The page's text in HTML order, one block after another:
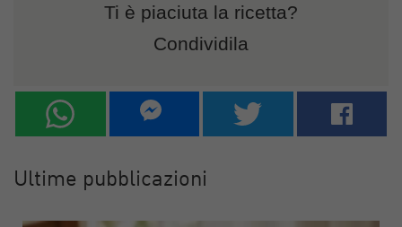
Ti è piaciuta la ricetta?
Condividila
Ultime pubblicazioni